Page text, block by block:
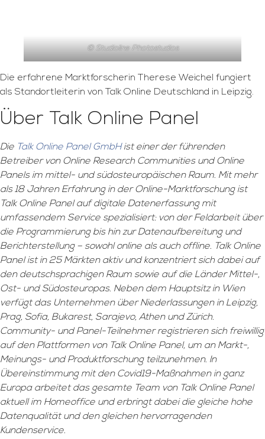
© Studioline Photostudios
Die erfahrene Marktforscherin Therese Weichel fungiert
als Standortleiterin von Talk Online Deutschland in Leipzig.
Über Talk Online Panel
Die Talk Online Panel GmbHist einer der führenden
Betreiber von Online Research Communities und Online
Panels im mittel- und südosteuropäischen Raum. Mit mehr
als 18 Jahren Erfahrung in der Online-Marktforschung ist
Talk Online Panel auf digitale Datenerfassung mit
umfassendem Service spezialisiert: von der Feldarbeit über
die Programmierung bis hin zur Datenaufbereitung und
Berichterstellung – sowohl online als auch offline. Talk Online
Panel ist in 25 Märkten aktiv und konzentriert sich dabei auf
den deutschsprachigen Raum sowie auf die Länder Mittel-,
Ost- und Südosteuropas. Neben dem Hauptsitz in Wien
verfügt das Unternehmen über Niederlassungen in Leipzig,
Prag, Sofia, Bukarest, Sarajevo, Athen und Zürich.
Community- und Panel-Teilnehmer registrieren sich freiwillig
auf den Plattformen von Talk Online Panel, um an Markt-,
Meinungs- und Produktforschung teilzunehmen. In
Übereinstimmung mit den Covid19-Maßnahmen in ganz
Europa arbeitet das gesamte Team von Talk Online Panel
aktuell im Homeoffice und erbringt dabei die gleiche hohe
Datenqualität und den gleichen hervorragenden
Kundenservice.